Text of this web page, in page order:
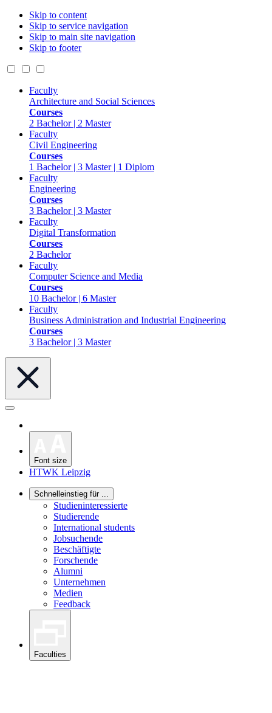
Skip to content
Skip to service navigation
Skip to main site navigation
Skip to footer
Faculty
Architecture and Social Sciences
Courses
2 Bachelor | 2 Master
Faculty
Civil Engineering
Courses
1 Bachelor | 3 Master | 1 Diplom
Faculty
Engineering
Courses
3 Bachelor | 3 Master
Faculty
Digital Transformation
Courses
2 Bachelor
Faculty
Computer Science and Media
Courses
10 Bachelor | 6 Master
Faculty
Business Administration and Industrial Engineering
Courses
3 Bachelor | 3 Master
Font size
HTWK Leipzig
Schnelleinstieg für ...
Studieninteressierte
Studierende
International students
Jobsuchende
Beschäftigte
Forschende
Alumni
Unternehmen
Medien
Feedback
Faculties